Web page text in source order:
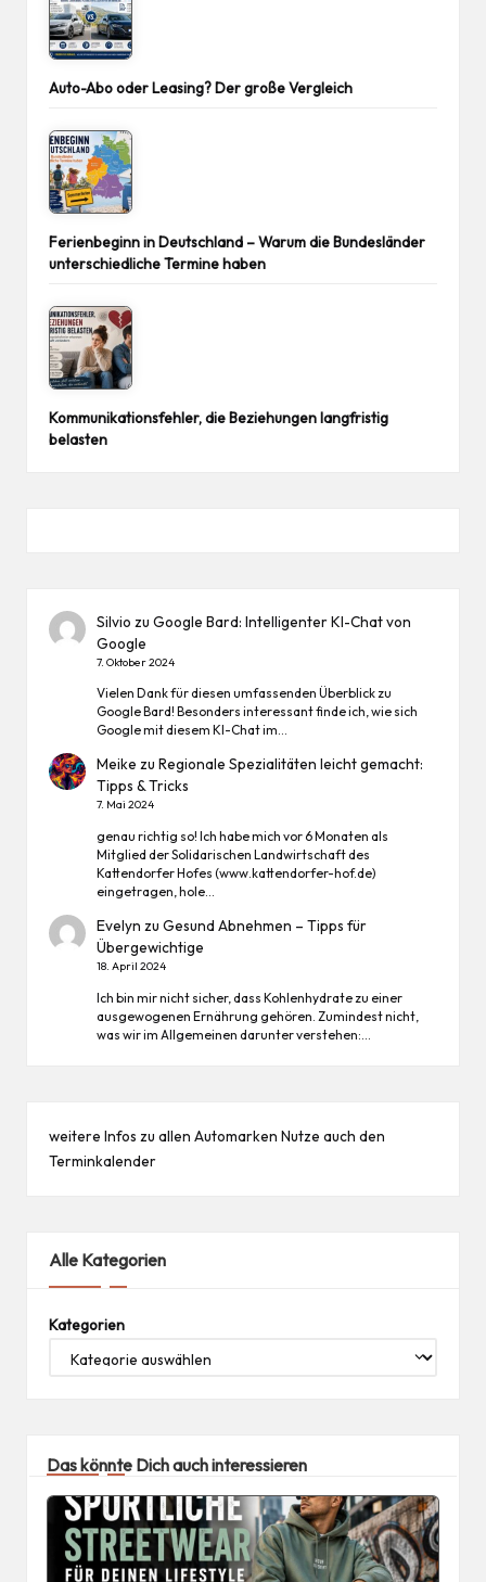
Auto-Abo oder Leasing? Der große Vergleich
Ferienbeginn in Deutschland – Warum die Bundesländer
unterschiedliche Termine haben
Kommunikationsfehler, die Beziehungen langfristig
belasten
Silvio zuGoogle Bard: Intelligenter KI-Chat von
Google
7. Oktober 2024
Vielen Dank für diesen umfassenden Überblick zu
Google Bard! Besonders interessant finde ich, wie sich
Google mit diesem KI-Chat im…
Meike zuRegionale Spezialitäten leicht gemacht:
Tipps & Tricks
7. Mai 2024
genau richtig so! Ich habe mich vor 6 Monaten als
Mitglied der Solidarischen Landwirtschaft des
Kattendorfer Hofes (www.kattendorfer-hof.de)
eingetragen, hole…
Evelyn zuGesund Abnehmen – Tipps für
Übergewichtige
18. April 2024
Ich bin mir nicht sicher, dass Kohlenhydrate zu einer
ausgewogenen Ernährung gehören. Zumindest nicht,
was wir im Allgemeinen darunter verstehen:…
weitere Infos zu allen Automarken Nutze auch den
Terminkalender
Alle Kategorien
Kategorien
Das könnte Dich auch interessieren